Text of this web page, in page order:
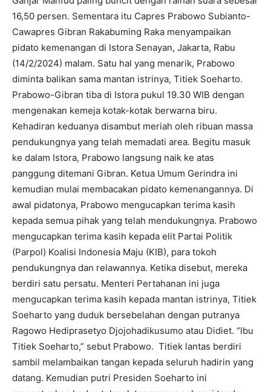
16,50 persen. Sementara itu Capres Prabowo Subianto-
Cawapres Gibran Rakabuming Raka menyampaikan
pidato kemenangan di Istora Senayan, Jakarta, Rabu
(14/2/2024) malam. Satu hal yang menarik, Prabowo
diminta balikan sama mantan istrinya, Titiek Soeharto.
Prabowo-Gibran tiba di Istora pukul 19.30 WIB dengan
mengenakan kemeja kotak-kotak berwarna biru.
Kehadiran keduanya disambut meriah oleh ribuan massa
pendukungnya yang telah memadati area. Begitu masuk
ke dalam Istora, Prabowo langsung naik ke atas
panggung ditemani Gibran. Ketua Umum Gerindra ini
kemudian mulai membacakan pidato kemenangannya. Di
awal pidatonya, Prabowo mengucapkan terima kasih
kepada semua pihak yang telah mendukungnya. Prabowo
mengucapkan terima kasih kepada elit Partai Politik
(Parpol) Koalisi Indonesia Maju (KIB), para tokoh
pendukungnya dan relawannya. Ketika disebut, mereka
berdiri satu persatu. Menteri Pertahanan ini juga
mengucapkan terima kasih kepada mantan istrinya, Titiek
Soeharto yang duduk bersebelahan dengan putranya
Ragowo Hediprasetyo Djojohadikusumo atau Didiet. “Ibu
Titiek Soeharto,” sebut Prabowo. Titiek lantas berdiri
sambil melambaikan tangan kepada seluruh hadirin yang
datang. Kemudian putri Presiden Soeharto ini